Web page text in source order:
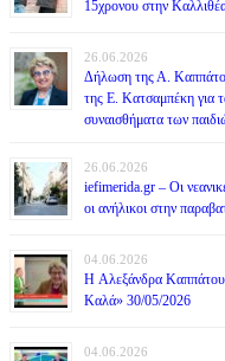
15χρονου στην
26.06.2026
Δήλωση της Α.
της Ε. Κατσαμπέκη για
συναισθήματα των
26.06.2026
iefimerida.gr – Οι
οι ανήλικοι στην
04.06.2026
H Αλεξάνδρα
Καλά» 30/05/2026
04.06.2026